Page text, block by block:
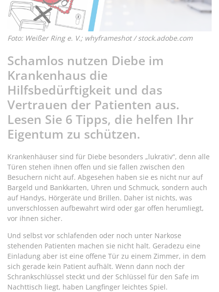
Foto: Weißer Ring e. V.; whyframeshot / stock.adobe.com
Schamlos nutzen Diebe im
Krankenhaus die
Hilfsbedürftigkeit und das
Vertrauen der Patienten aus.
Lesen Sie 6 Tipps, die helfen Ihr
Eigentum zu schützen.
Krankenhäuser sind für Diebe besonders „lukrativ“, denn alle
Türen stehen ihnen offen und sie fallen zwischen den
Besuchern nicht auf. Abgesehen haben sie es nicht nur auf
Bargeld und Bankkarten, Uhren und Schmuck, sondern auch
auf Handys, Hörgeräte und Brillen. Daher ist nichts, was
unverschlossen aufbewahrt wird oder gar offen herumliegt,
vor ihnen sicher.
Und selbst vor schlafenden oder noch unter Narkose
stehenden Patienten machen sie nicht halt. Geradezu eine
Einladung aber ist eine offene Tür zu einem Zimmer, in dem
sich gerade kein Patient aufhält. Wenn dann noch der
Schrankschlüssel steckt und der Schlüssel für den Safe im
Nachttisch liegt, haben Langfinger leichtes Spiel.